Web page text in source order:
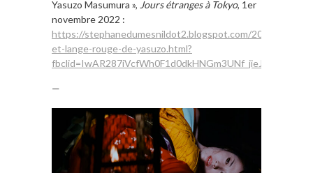
Yasuzo Masumura », Jours étranges à Tokyo, 1er
novembre 2022 :
https://stephanedumesnildot2.blogspot.com/2022/11/
et-lange-rouge-de-yasuzo.html?
—